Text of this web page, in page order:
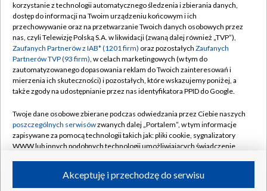
TVP
Abonament TVP
Emisja w TVP
Centrum informacji TVP
Naziemna Telewizja Cyfrowa
Rada Programowa
System NOS
Informacje o nadawcy
Program dla prasy
Regulamin TVP
Polityka prywatności
Moje zgody
Pomoc
Kontakt
Kanały
korzystanie z technologii automatycznego śledzenia i zbierania danych,
dostęp do informacji na Twoim urządzeniu końcowym i ich
przechowywanie oraz na przetwarzanie Twoich danych osobowych przez
nas, czyli Telewizję Polską S.A. w likwidacji (zwaną dalej również „TVP”),
Zaufanych Partnerów z IAB* (1201 firm) oraz pozostałych Zaufanych
Partnerów TVP (93 firm), w celach marketingowych (w tym do
zautomatyzowanego dopasowania reklam do Twoich zainteresowań i
mierzenia ich skuteczności) i pozostałych, które wskazujemy poniżej, a
także zgody na udostępnianie przez nas identyfikatora PPID do Google.
Twoje dane osobowe zbierane podczas odwiedzania przez Ciebie naszych
poszczególnych serwisówzwanych dalej „Portalem”, w tym informacje
zapisywane za pomocą technologii takich jak: pliki cookie, sygnalizatory
WWW lub innych podobnych technologii umożliwiających świadczenie
ruchu w Internecie.Akceptuję i przechodzę do serwisu